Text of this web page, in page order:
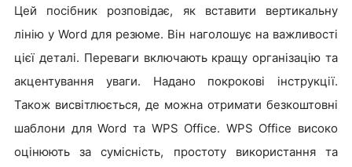
Цей посібник розповідає, як вставити вертикальну
лінію у Word для резюме. Він наголошує на важливості
цієї деталі. Переваги включають кращу організацію та
акцентування уваги. Надано покрокові інструкції.
Також висвітлюється, де можна отримати безкоштовні
шаблони для Word та WPS Office. WPS Office високо
оцінюють за сумісність, простоту використання та